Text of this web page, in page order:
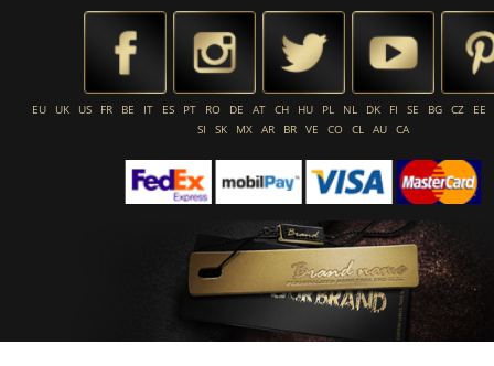
EU UK US FR BE IT ES PT RO DE AT CH HU PL NL DK FI SE BG CZ
EE
SI
SK MX AR BR VE CO CL AU CA